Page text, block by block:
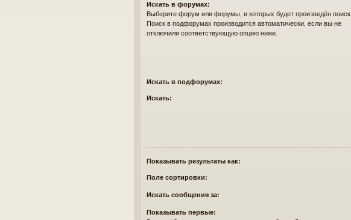
Искать в форумах:
Выберите форум или форумы, в которых будет произведён поиск.
Поиск в подфорумах производится автоматически, если вы не
отключили соответствующую опцию ниже.
Искать в подфорумах:
Искать:
Показывать результаты как:
Поле сортировки:
Искать сообщения за:
Показывать первые: